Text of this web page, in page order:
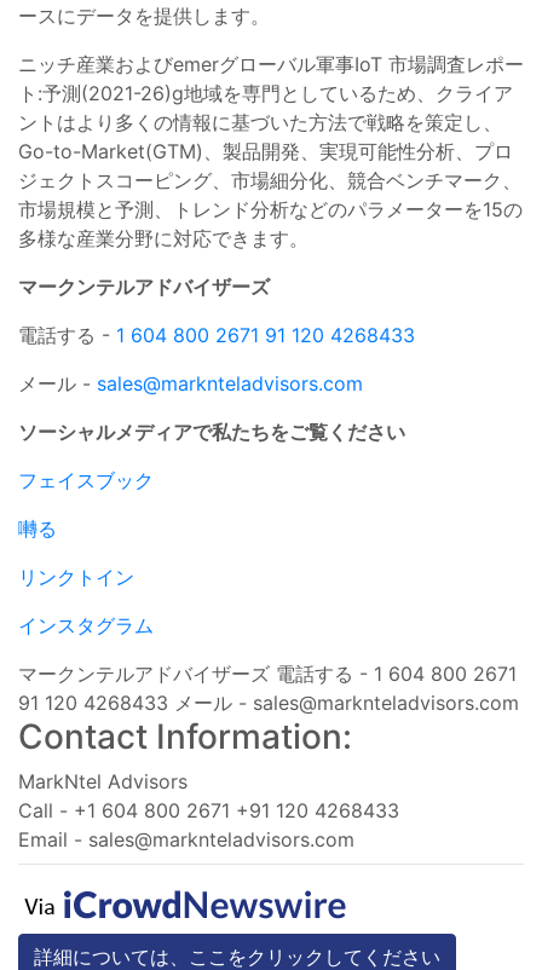
ースにデータを提供します。
ニッチ産業およびemerグローバル軍事IoT 市場調査レポー
ト:予測(2021-26)g地域を専門としているため、クライア
ントはより多くの情報に基づいた方法で戦略を策定し、
Go-to-Market(GTM)、製品開発、実現可能性分析、プロ
ジェクトスコーピング、市場細分化、競合ベンチマーク、
市場規模と予測、トレンド分析などのパラメーターを15の
多様な産業分野に対応できます。
マークンテルアドバイザーズ
電話する - 1 604 800 2671 91 120 4268433
メール - sales@marknteladvisors.com
ソーシャルメディアで私たちをご覧ください
フェイスブック
囀る
リンクトイン
インスタグラム
マークンテルアドバイザーズ 電話する - 1 604 800 2671
91 120 4268433 メール - sales@marknteladvisors.com
Contact Information:
MarkNtel Advisors
Call - +1 604 800 2671 +91 120 4268433
Email - sales@marknteladvisors.com
詳細については、ここをクリックしてください